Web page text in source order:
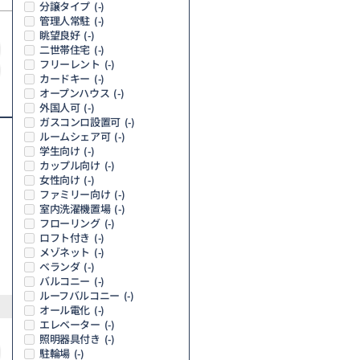
分譲タイプ (-)
管理人常駐 (-)
眺望良好 (-)
二世帯住宅 (-)
フリーレント (-)
カードキー (-)
オープンハウス (-)
外国人可 (-)
ガスコンロ設置可 (-)
ルームシェア可 (-)
学生向け (-)
カップル向け (-)
女性向け (-)
ファミリー向け (-)
室内洗濯機置場 (-)
フローリング (-)
ロフト付き (-)
メゾネット (-)
ベランダ (-)
バルコニー (-)
ルーフバルコニー (-)
オール電化 (-)
エレベーター (-)
照明器具付き (-)
駐輪場 (-)